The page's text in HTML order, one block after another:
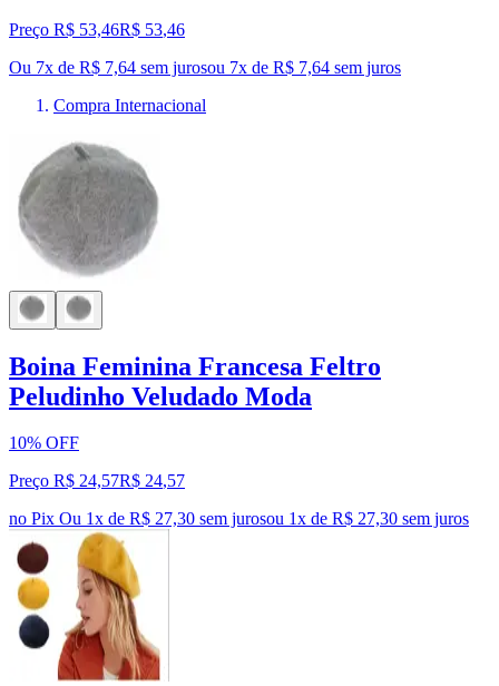
Preço R$ 53,46R$ 53,46
Ou 7x de R$ 7,64 sem jurosou 7x de R$ 7,64 sem juros
Compra Internacional
Boina Feminina Francesa Feltro
Peludinho Veludado Moda
10% OFF
Preço R$ 24,57R$ 24,57
no Pix Ou 1x de R$ 27,30 sem jurosou 1x de R$ 27,30 sem juros